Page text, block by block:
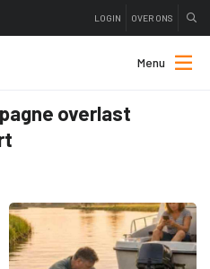
LOGIN OVER ONS
Menu
overlast